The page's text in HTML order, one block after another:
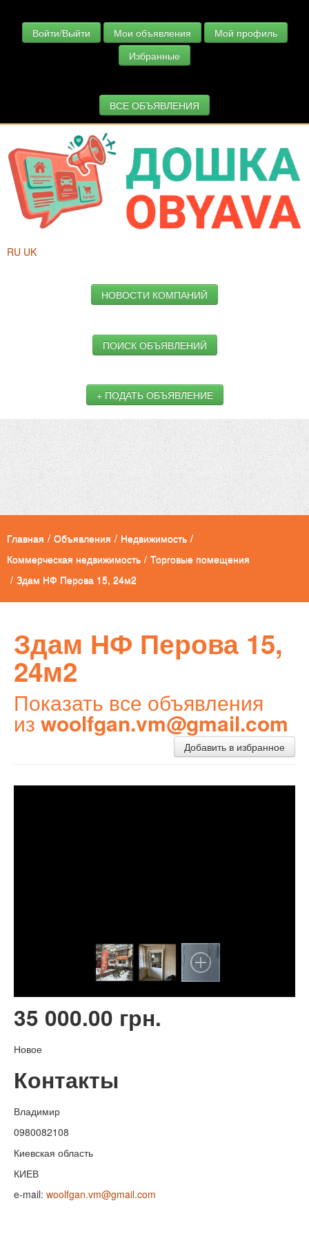
Войти/Выйти Мои объявления
Мой профиль
Избранные
ВСЕ ОБЪЯВЛЕНИЯ
RU UK
НОВОСТИ КОМПАНИЙ
ПОИСК ОБЪЯВЛЕНИЙ
+ ПОДАТЬ ОБЪЯВЛЕНИЕ
Главная / Объявления / Недвижимость /
Коммерческая недвижимость / Торговые помещения
/ Здам НФ Перова 15, 24м2
Здам НФ Перова 15,
24м2
Показать все объявления
из woolfgan.vm@gmail.com
Добавить в избранное
35 000.00 грн.
Новое
Контакты
Владимир
0980082108
Киевская область
КИЕВ
e-mail: woolfgan.vm@gmail.com